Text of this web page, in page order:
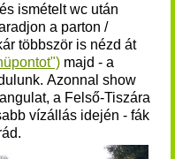
ismételt wc után
a parton /
többször is nézd át
majd - a
Azonnal show
a Felső-Tiszára
vízállás idején - fák